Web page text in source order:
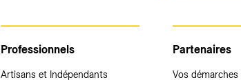
Professionnels
Artisans et Indépendants
Partenaires
Vos démarches